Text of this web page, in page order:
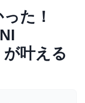
た！
叶える